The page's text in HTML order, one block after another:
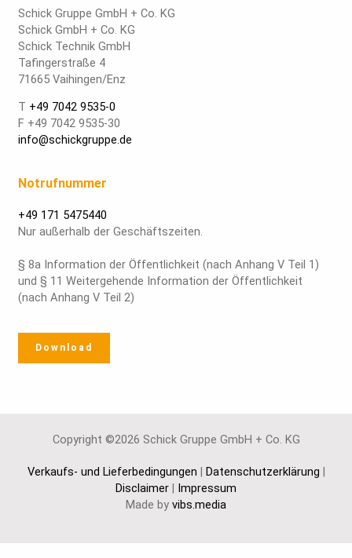
Schick Gruppe GmbH + Co. KG
Schick GmbH + Co. KG
Schick Technik GmbH
Tafingerstraße 4
71665 Vaihingen/Enz
T +49 7042 9535-0
F +49 7042 9535-30
info@schickgruppe.de
Notrufnummer
+49 171 5475440
Nur außerhalb der Geschäftszeiten.
§ 8a Information der Öffentlichkeit (nach Anhang V Teil 1)
und § 11 Weitergehende Information der Öffentlichkeit
(nach Anhang V Teil 2)
Download
Copyright ©2026 Schick Gruppe GmbH + Co. KG
Verkaufs- und Lieferbedingungen | Datenschutzerklärung |
Disclaimer | Impressum
Made by vibs.media